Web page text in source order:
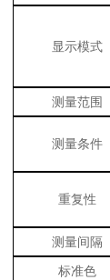
显示模式
测量范围
测量条件
重复性
测量间隔
标准色